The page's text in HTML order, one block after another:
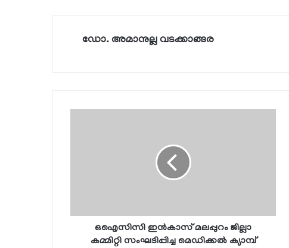
ഡോ. അമാനുല്ല വടക്കാങ്ങര
ഒഐസിസി ഇന്‍കാസ് മലപ്പുറം ജില്ലാ
കമ്മിറ്റി സംഘടിപ്പിച്ച മെഡിക്കല്‍ ക്യാമ്പ്